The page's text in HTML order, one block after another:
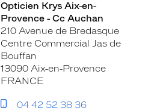
Opticien Krys Aix-en-
Provence - Cc Auchan
210 Avenue de Bredasque
Centre Commercial Jas de
Bouffan
13090 Aix-en-Provence
FRANCE
04 42 52 38 36